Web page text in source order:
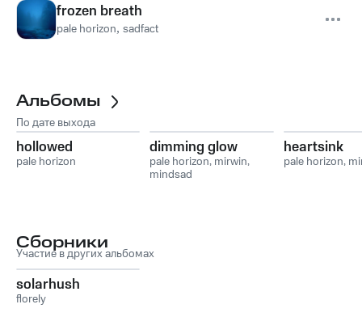
frozen breath
pale horizon, sadfact
Альбомы
По дате выхода
hollowed
pale horizon
dimming glow
pale horizon, mirwin,
mindsad
heartsink
pale horizon,
Сборники
Участие в других альбомах
solarhush
florely